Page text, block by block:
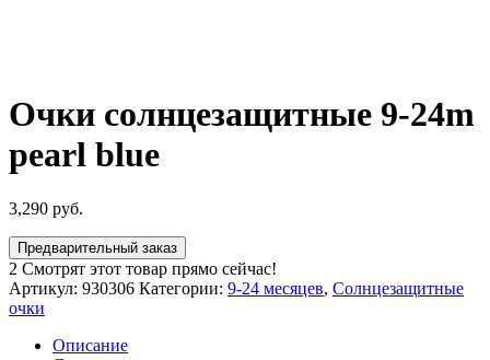
Очки солнцезащитные 9-24m
pearl blue
3,290 руб.
Предварительный заказ
2 Смотрят этот товар прямо сейчас!
Артикул: 930306 Категории: 9-24 месяцев, Солнцезащитные
очки
Описание